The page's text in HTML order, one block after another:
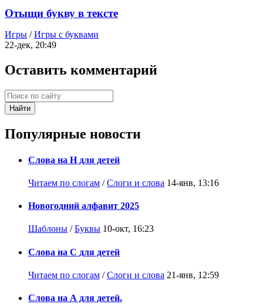
Отыщи букву в тексте
Игры /Игры с буквами
22-дек, 20:49
Оставить комментарий
Найти
Популярные новости
Слова на Н для детей
Читаем по слогам /Слоги и слова 14-янв, 13:16
Новогодний алфавит 2025
Шаблоны /Буквы 10-окт, 16:23
Слова на С для детей
Читаем по слогам /Слоги и слова 21-янв, 12:59
Слова на А для детей.